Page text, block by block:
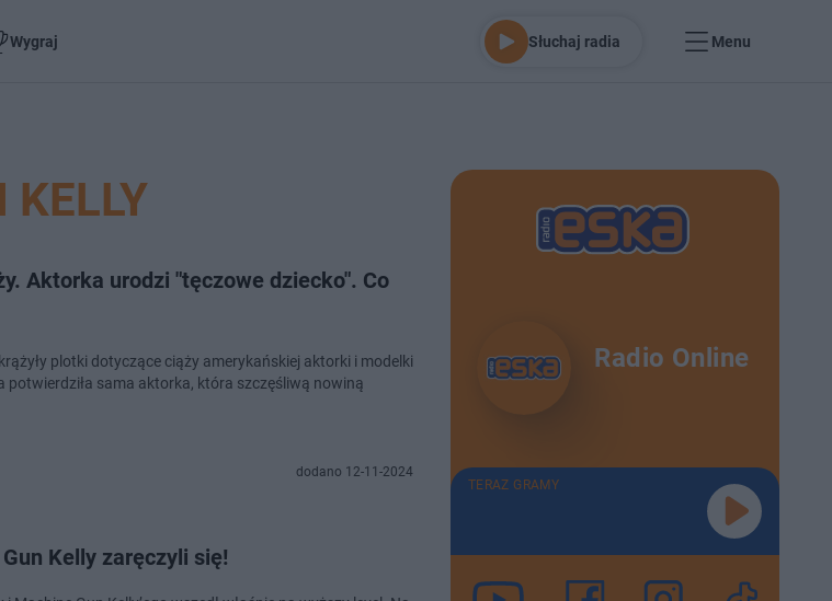
Wygraj Słuchaj radia Menu
KELLY
Aktorka urodzi "tęczowe dziecko". Co
plotki dotyczące ciąży amerykańskiej aktorki i modelki
potwierdziła sama aktorka, która szczęśliwą nowiną
dodano 12-11-2024
Kelly zaręczyli się!
Radio Online
TERAZ GRAMY